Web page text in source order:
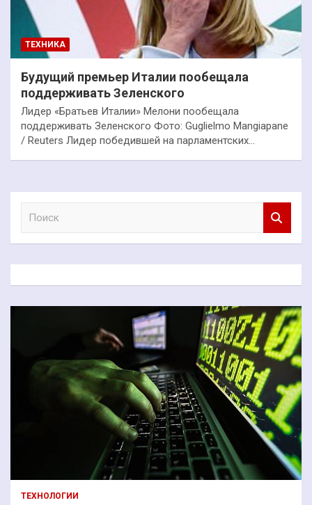
ТЕХНИКА
Будущий премьер Италии пообещала
поддерживать Зеленского
Лидер «Братьев Италии» Мелони пообещала
поддерживать Зеленского Фото: Guglielmo Mangiapane
/ Reuters Лидер победившей на парламентских…
к
ТЕХНОЛОГИИ